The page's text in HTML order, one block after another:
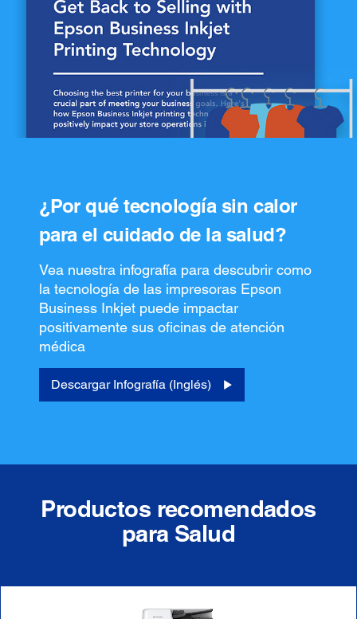
¿Por qué tecnología sin calor
para el cuidado de la salud?
Vea nuestra infografía para descubrir como
la tecnología de las impresoras Epson
Business Inkjet puede impactar
positivamente sus oficinas de atención
médica
Descargar Infografía (Inglés)
Productos recomendados
para Salud